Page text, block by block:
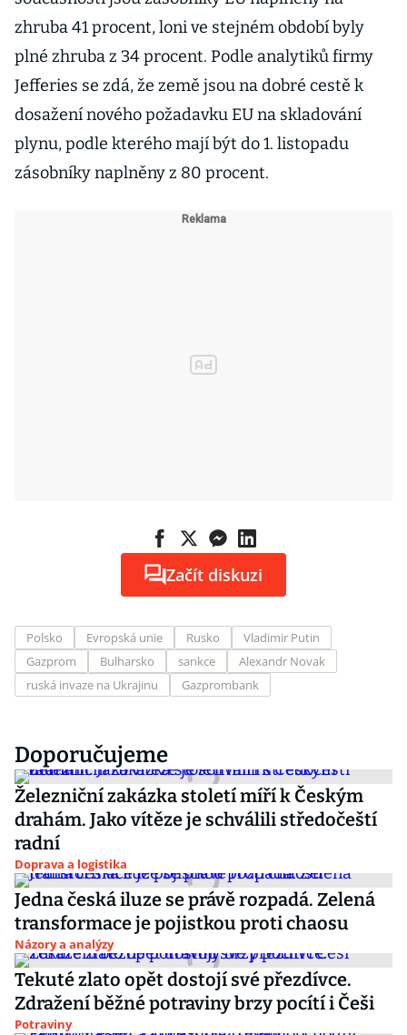
zhruba 41 procent, loni ve stejném období byly
plné zhruba z 34 procent. Podle analytiků firmy
Jefferies se zdá, že země jsou na dobré cestě k
dosažení nového požadavku EU na skladování
plynu, podle kterého mají být do 1. listopadu
zásobníky naplněny z 80 procent.
Začít diskuzi
Polsko Evropská unie Rusko
Vladimir Putin
Gazprom
Bulharsko sankce
Alexandr Novak
ruská invaze na Ukrajinu
Gazprombank
Doporučujeme
Železniční zakázka století míří k Českým
drahám. Jako vítěze je schválili středočeští
radní
Doprava a logistika
Jedna česká iluze se právě rozpadá. Zelená
transformace je pojistkou proti chaosu
Názory a analýzy
Tekuté zlato opět dostojí své přezdívce.
Zdražení běžné potraviny brzy pocítí i Češi
Potraviny